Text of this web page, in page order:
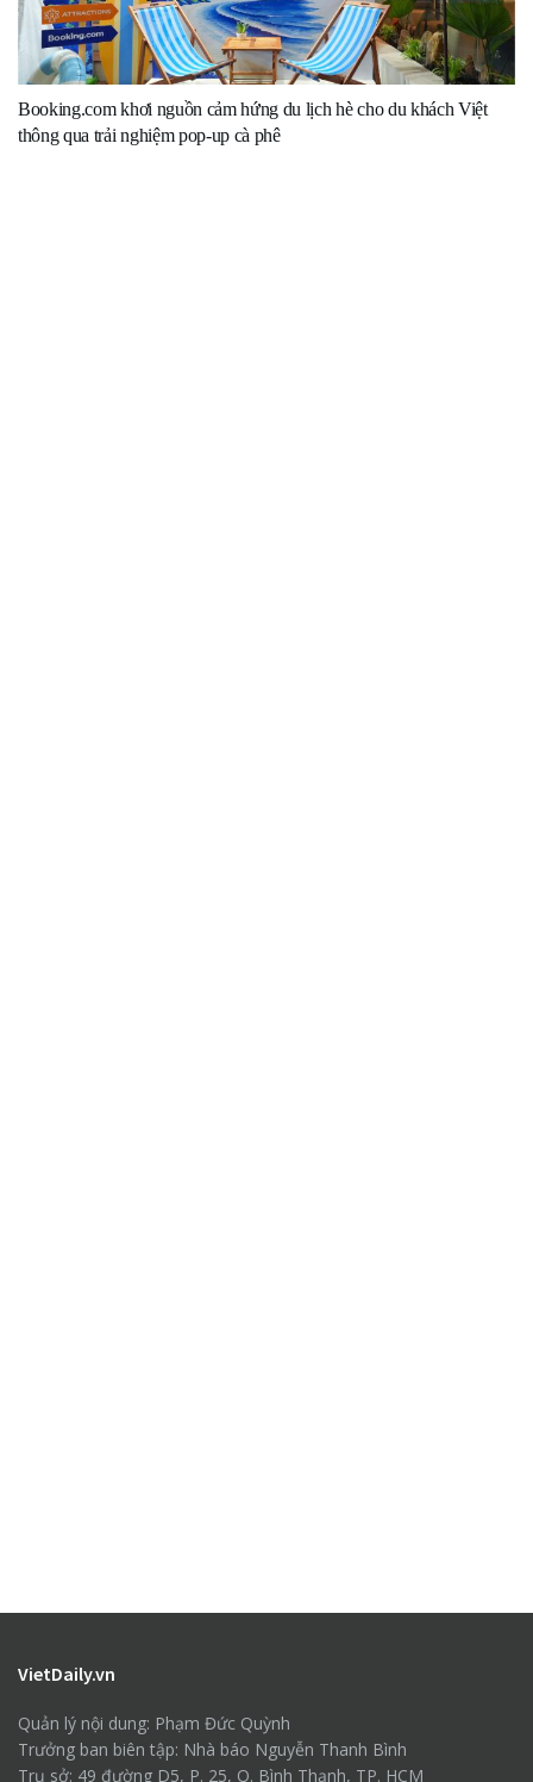
Booking.com khơi nguồn cảm hứng du lịch hè cho du khách Việt
thông qua trải nghiệm pop-up cà phê
VietDaily.vn
Quản lý nội dung: Phạm Đức Quỳnh
Trưởng ban biên tập: Nhà báo Nguyễn Thanh Bình
Trụ sở: 49 đường D5, P. 25, Q. Bình Thạnh, TP. HCM